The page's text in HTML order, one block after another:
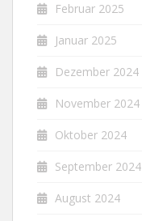
Februar 2025
Januar 2025
Dezember 2024
November 2024
Oktober 2024
September 2024
August 2024